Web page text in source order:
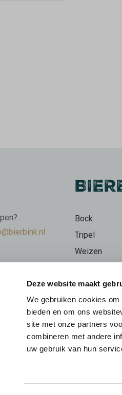
Deze website maakt
We gebruiken cookies
bieden en om ons
site met onze partners
combineren met andere
uw gebruik van hun
Bock
Tripel
Weizen
Stout
Limburgse
Beer Geeks